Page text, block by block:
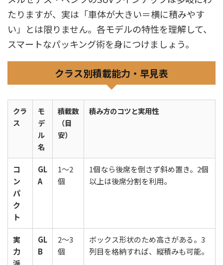
たりますが、実は「車体が大きい＝横に積みやす
い」とは限りません。各モデルの特性を理解して、
スマートなパッキング術を身につけましょう。
クラス別積載能力・早見表
クラ
ス
モ
デ
ル
名
積載数
（目
安）
積み方のコツと実用性
コ
ン
パ
ク
ト
GL
A
1〜2
個
1個なら後席を倒さず斜め置き。2個
以上は後席分割を利用。
実
力
GL
B
2〜3
個
ボックス形状のため高さがある。3
列目を格納すれば、縦積みも可能。